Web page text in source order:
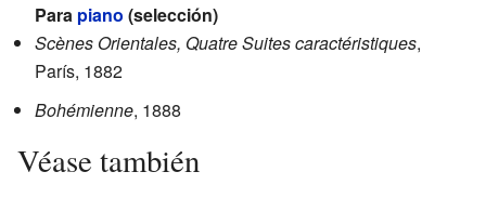
Para piano (selección)
Scènes Orientales, Quatre Suites caractéristiques,
París, 1882
Bohémienne, 1888
Véase también